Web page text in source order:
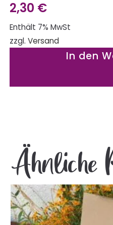
2,30 €
Enthält 7% MwSt
zzgl. Versand
In den
Ähnliche